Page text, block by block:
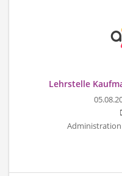
Lehrstelle
Administration